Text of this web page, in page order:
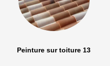
Peinture sur toiture 13